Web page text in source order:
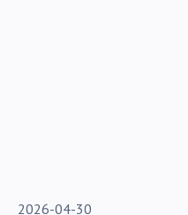
2026-04-30